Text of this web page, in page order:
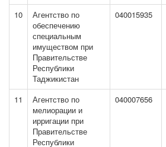
10
Агентство по
обеспечению
специальным
имуществом при
Правительстве
Республики
Таджикистан
040015935
11
Агентство по
мелиорации и
ирригации при
Правительстве
Республики
040007656